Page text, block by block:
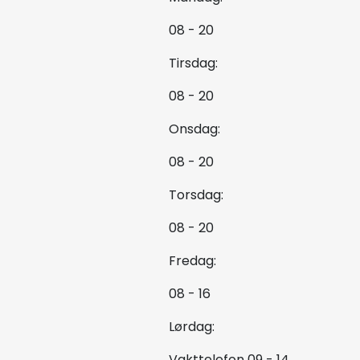
08 - 20
Tirsdag:
08 - 20
Onsdag:
08 - 20
Torsdag:
08 - 20
Fredag:
08 - 16
Lørdag: